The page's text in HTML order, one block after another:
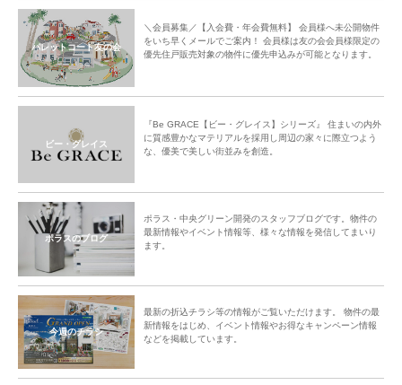
パレットコート友の会
＼会員募集／【入会費・年会費無料】 会員様へ未公開物件
をいち早くメールでご案内！ 会員様は友の会会員様限定の
優先住戸販売対象の物件に優先申込みが可能となります。
ビー・グレイス
『Be GRACE【ビー・グレイス】シリーズ』 住まいの内外
に質感豊かなマテリアルを採用し周辺の家々に際立つよう
な、優美で美しい街並みを創造。
ポラスのブログ
ポラス・中央グリーン開発のスタッフブログです。物件の
最新情報やイベント情報等、様々な情報を発信してまいり
ます。
今週のチラシ
最新の折込チラシ等の情報がご覧いただけます。 物件の最
新情報をはじめ、イベント情報やお得なキャンペーン情報
などを掲載しています。